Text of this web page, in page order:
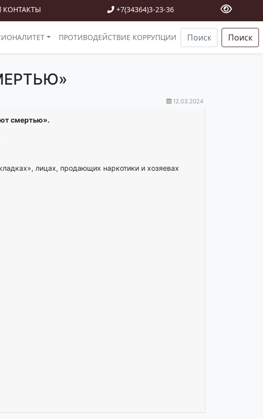
КОНТАКТЫ +7(34364)3-23-36
ПРОТИВОДЕЙСТВИЕ КОРРУПЦИИ Поиск
12.03.2024
смертью».
лицах, продающих наркотики и хозяевах